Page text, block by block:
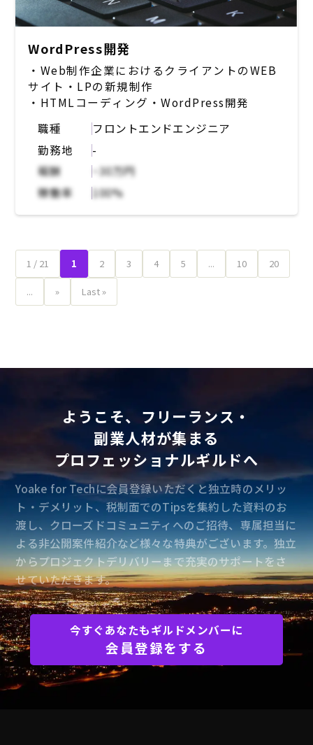
す。
フルスタックなご経歴をお持ちの方は、両方に
携わっていただく可能性もございます。
・テックリードを支える開発メンバーとして活
躍していただきながら、開発チームを強くする
ことに貢献していただきたい模様です。（ご経
験やご希望によってはテックリードを担ってい
ただく可能性もございます）
【担当領域】
フロントエンドに集中いただくことも、フルス
タック的に活躍いだだくことも可能。サーバー
サイドメインがご希望の方はそのようなご相談
して開発状況を鑑み、多様な形での開発の場を
提供。
【テクノロジースタック】
- インフラ：AWS各種
WordPress開発
・Web制作企業におけるクライアントのWEB
サイト・LPの新規制作
・HTMLコーディング・WordPress開発
職種
フロントエンドエンジニア
勤務地
-
報酬
~30万円
稼働率
100%
1 / 21 1 2 3 4 5 ... 10 20
... » Last »
ようこそ、フリーランス・
副業人材が集まる
プロフェッショナルギルドへ
Yoake for Techに会員登録いただくと独立時のメリッ
ト・デメリット、税制面でのTipsを集約した資料のお
渡し、クローズドコミュニティへのご招待、専属担当に
よる非公開案件紹介など様々な特典がございます。独立
からプロジェクトデリバリーまで充実のサポートをさ
せていただきます。
今すぐあなたもギルドメンバーに
会員登録をする